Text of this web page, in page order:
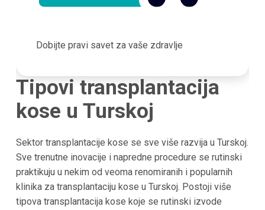
Dobijte pravi savet za vaše zdravlje
Tipovi transplantacija
kose u Turskoj
Sektor transplantacije kose se sve više razvija u Turskoj.
Sve trenutne inovacije i napredne procedure se rutinski
praktikuju u nekim od veoma renomiranih i popularnih
klinika za transplantaciju kose u Turskoj. Postoji više
tipova transplantacija kose koje se rutinski izvode